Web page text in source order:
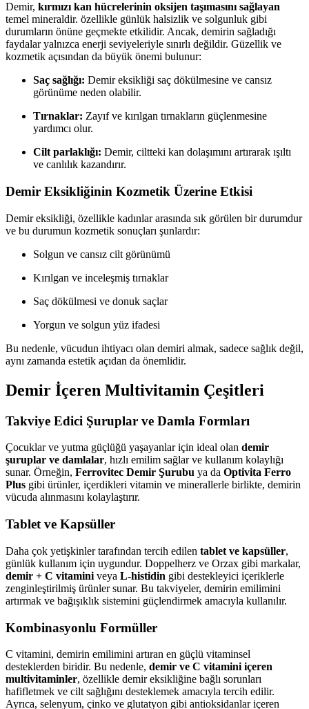
Demir, kırmızı kan hücrelerinin oksijen taşımasını sağlayan
temel mineraldir. özellikle günlük halsizlik ve solgunluk gibi
durumların önüne geçmekte etkilidir. Ancak, demirin sağladığı
faydalar yalnızca enerji seviyeleriyle sınırlı değildir. Güzellik ve
kozmetik açısından da büyük önemi bulunur:
Saç sağlığı: Demir eksikliği saç dökülmesine ve cansız
görünüme neden olabilir.
Tırnaklar: Zayıf ve kırılgan tırnakların güçlenmesine
yardımcı olur.
Cilt parlaklığı: Demir, ciltteki kan dolaşımını artırarak ışıltı
ve canlılık kazandırır.
Demir Eksikliğinin Kozmetik Üzerine Etkisi
Demir eksikliği, özellikle kadınlar arasında sık görülen bir durumdur
ve bu durumun kozmetik sonuçları şunlardır:
Solgun ve cansız cilt görünümü
Kırılgan ve inceleşmiş tırnaklar
Saç dökülmesi ve donuk saçlar
Yorgun ve solgun yüz ifadesi
Bu nedenle, vücudun ihtiyacı olan demiri almak, sadece sağlık değil,
aynı zamanda estetik açıdan da önemlidir.
Demir İçeren Multivitamin Çeşitleri
Takviye Edici Şuruplar ve Damla Formları
Çocuklar ve yutma güçlüğü yaşayanlar için ideal olan demir
şuruplar ve damlalar, hızlı emilim sağlar ve kullanım kolaylığı
sunar. Örneğin, Ferrovitec Demir Şurubu ya da Optivita Ferro
Plus gibi ürünler, içerdikleri vitamin ve minerallerle birlikte, demirin
vücuda alınmasını kolaylaştırır.
Tablet ve Kapsüller
Daha çok yetişkinler tarafından tercih edilen tablet ve kapsüller,
günlük kullanım için uygundur. Doppelherz ve Orzax gibi markalar,
demir + C vitamini veya L-histidin gibi destekleyici içeriklerle
zenginleştirilmiş ürünler sunar. Bu takviyeler, demirin emilimini
artırmak ve bağışıklık sistemini güçlendirmek amacıyla kullanılır.
Kombinasyonlu Formüller
C vitamini, demirin emilimini artıran en güçlü vitaminsel
desteklerden biridir. Bu nedenle, demir ve C vitamini içeren
multivitaminler, özellikle demir eksikliğine bağlı sorunları
hafifletmek ve cilt sağlığını desteklemek amacıyla tercih edilir.
Ayrıca, selenyum, çinko ve glutatyon gibi antioksidanlar içeren